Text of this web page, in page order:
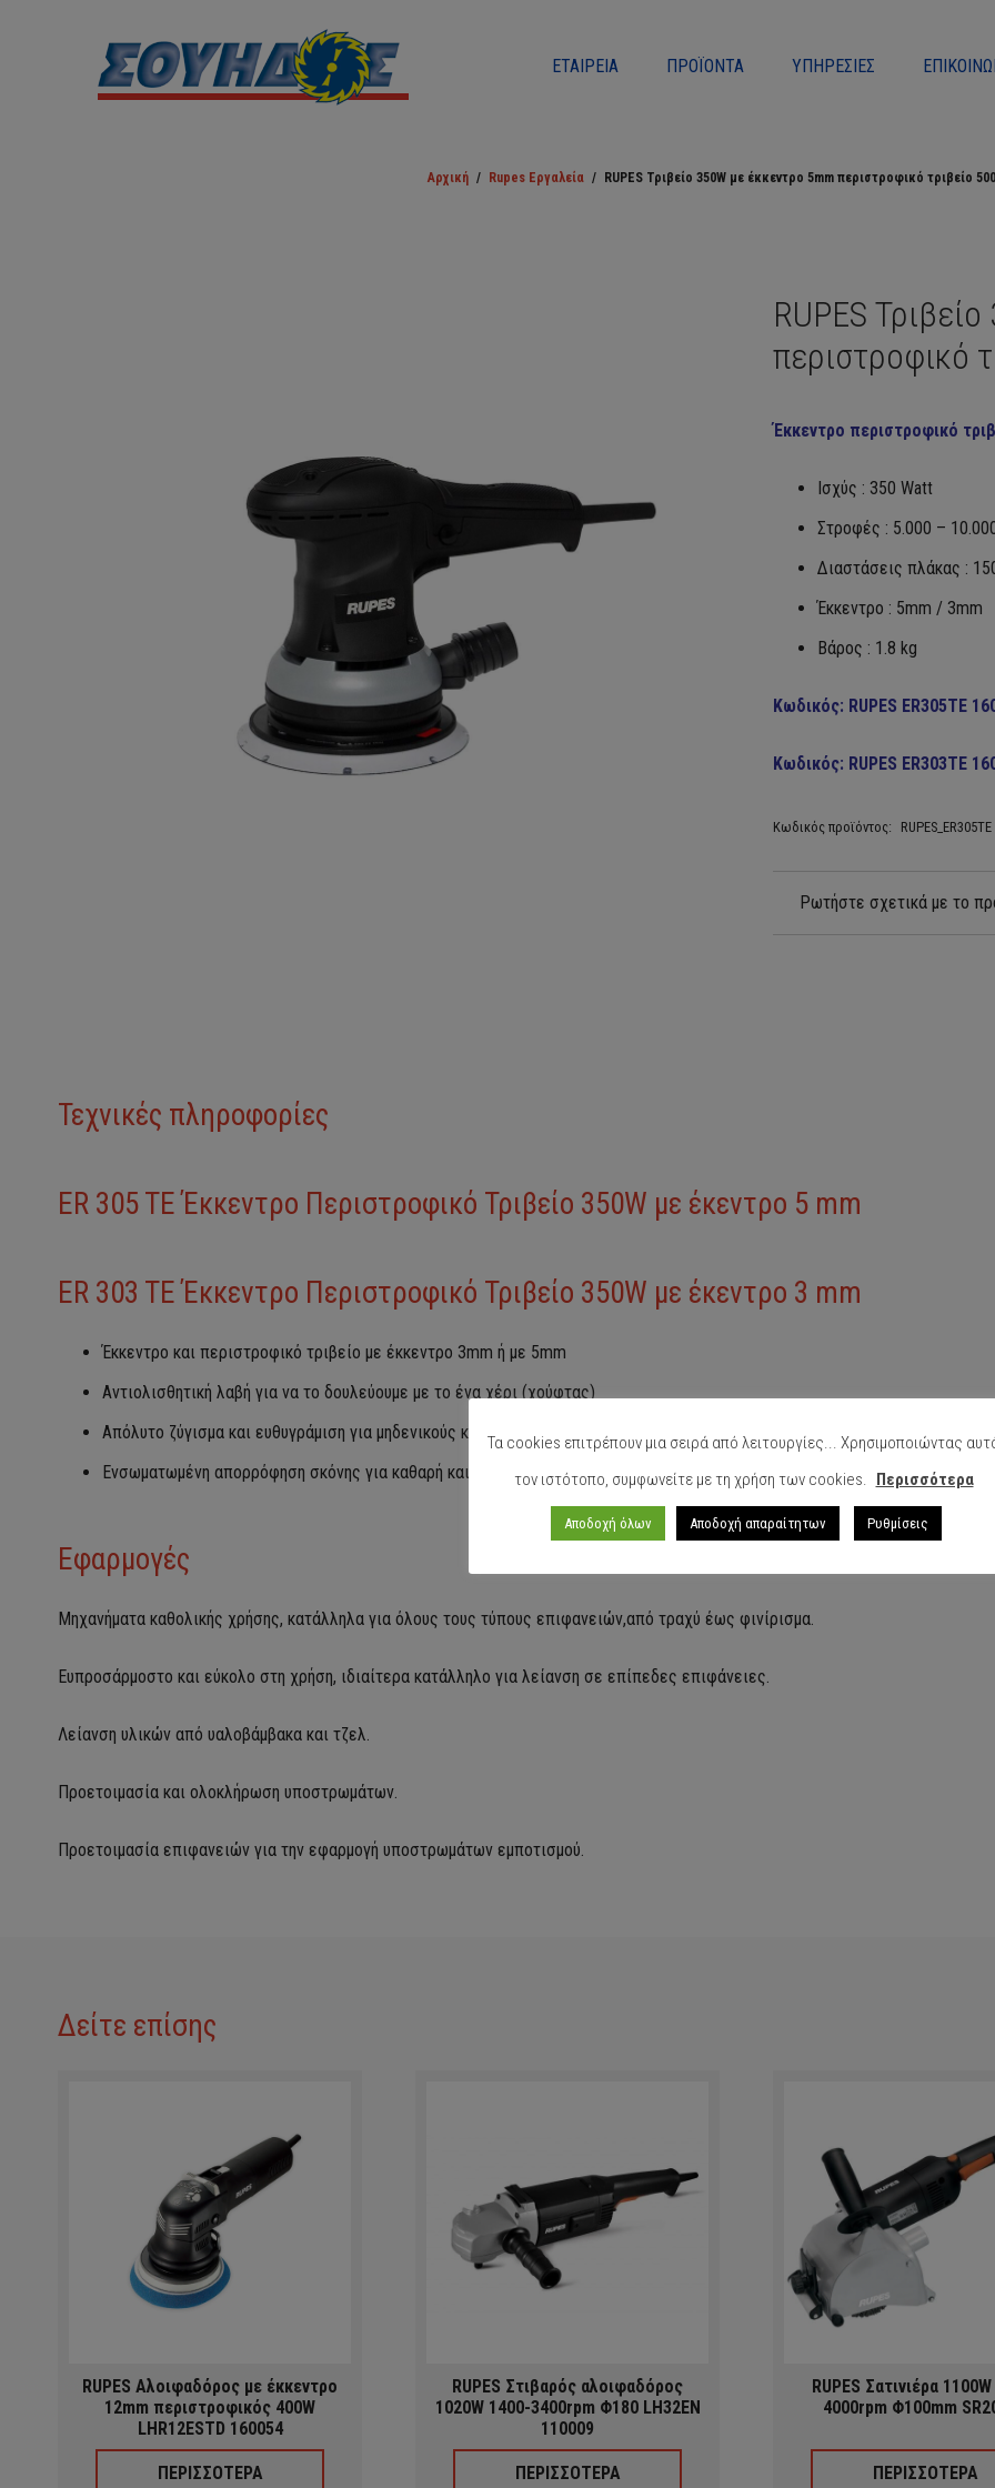
ΕΤΑΙΡΕΊΑ ΠΡΟΪΌΝΤΑ ΥΠΗΡΕΣΊΕΣ
Αρχική / Rupes Εργαλεία / RUPES Τριβείο 350W με έκκεντρο 5mm περιστροφικό τριβείο
RUPES
περιστροφικό
Έκκεντρο περιστροφικό
Ισχύς : 350 Watt
Στροφές : 5.000 –
Διαστάσεις πλάκας :
Έκκεντρο : 5mm / 3mm
Βάρος : 1.8 kg
Κωδικός: RUPES ER305TE
Κωδικός: RUPES ER303TE
Κωδικός προϊόντος: RUPES_ER305TE
Ρωτήστε σχετικά με το
Τεχνικές πληροφορίες
ER 305 TE Έκκεντρο Περιστροφικό Τριβείο 350W με έκεντρο 5 mm
ER 303 TE Έκκεντρο Περιστροφικό Τριβείο 350W με έκεντρο 3 mm
Έκκεντρο και περιστροφικό τριβείο με έκκεντρο 3mm ή με 5mm
Αντιολισθητική λαβή για να το δουλεύουμε με το ένα χέρι (χούφτας)
Απόλυτο ζύγισμα και ευθυγράμιση για μηδενικούς κραδασμούς
Ενσωματωμένη απορρόφηση σκόνης για καθαρή και παραγωγική τριβή
Εφαρμογές
Μηχανήματα καθολικής χρήσης, κατάλληλα για όλους τους τύπους επιφανειών,από τραχύ έως φινίρισμα.
Ευπροσάρμοστο και εύκολο στη χρήση, ιδιαίτερα κατάλληλο για λείανση σε επίπεδες επιφάνειες.
Λείανση υλικών από υαλοβάμβακα και τζελ.
Προετοιμασία και ολοκλήρωση υποστρωμάτων.
Προετοιμασία επιφανειών για την εφαρμογή υποστρωμάτων εμποτισμού.
Δείτε επίσης
RUPES Αλοιφαδόρος με έκκεντρο
12mm περιστροφικός 400W
LHR12ESTD 160054
ΠΕΡΙΣΣΟΤΕΡΑ
RUPES Στιβαρός αλοιφαδόρος
1020W 1400-3400rpm Φ180 LH32EN
110009
ΠΕΡΙΣΣΟΤΕΡΑ
RUPES Σατινιέρα
4000rpm Φ100mm
ΠΕΡΙΣΣΟΤΕΡΑ
Τα cookies επιτρέπουν μια σειρά από λειτουργίες... Χρησιμοποιώντας
τον ιστότοπο, συμφωνείτε με τη χρήση των cookies. Περισσότερα
Αποδοχή όλων Αποδοχή απαραίτητων Ρυθμίσεις